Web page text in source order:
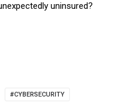
uninsured?
#CYBERSECURITY